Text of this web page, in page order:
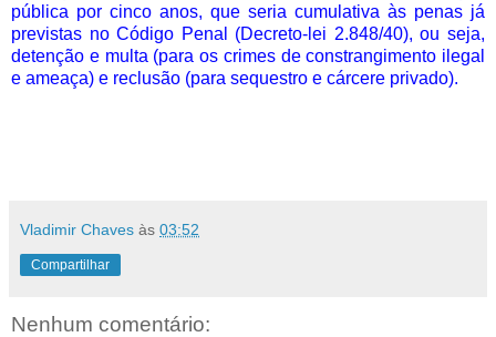
pública por cinco anos, que seria cumulativa às penas já
previstas no Código Penal (Decreto-lei 2.848/40), ou seja,
detenção e multa (para os crimes de constrangimento ilegal
e ameaça) e reclusão (para sequestro e cárcere privado).
Vladimir Chaves às 03:52
Compartilhar
Nenhum comentário: